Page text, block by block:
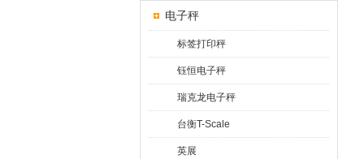
电子秤
标签打印秤
钰恒电子秤
瑞克龙电子秤
台衡T-Scale
英展